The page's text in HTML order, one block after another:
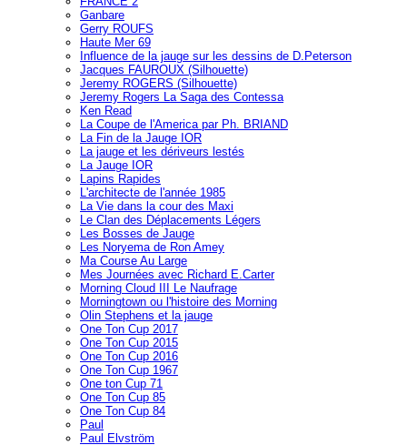
Ganbare
Gerry ROUFS
Haute Mer 69
Influence de la jauge sur les dessins de D.Peterson
Jacques FAUROUX (Silhouette)
Jeremy ROGERS (Silhouette)
Jeremy Rogers La Saga des Contessa
Ken Read
La Coupe de l'America par Ph. BRIAND
La Fin de la Jauge IOR
La jauge et les dériveurs lestés
La Jauge IOR
Lapins Rapides
L'architecte de l'année 1985
La Vie dans la cour des Maxi
Le Clan des Déplacements Légers
Les Bosses de Jauge
Les Noryema de Ron Amey
Ma Course Au Large
Mes Journées avec Richard E.Carter
Morning Cloud III Le Naufrage
Morningtown ou l'histoire des Morning
Olin Stephens et la jauge
One Ton Cup 2017
One Ton Cup 2015
One Ton Cup 2016
One Ton Cup 1967
One ton Cup 71
One Ton Cup 85
One Ton Cup 84
Paul
Paul Elvström